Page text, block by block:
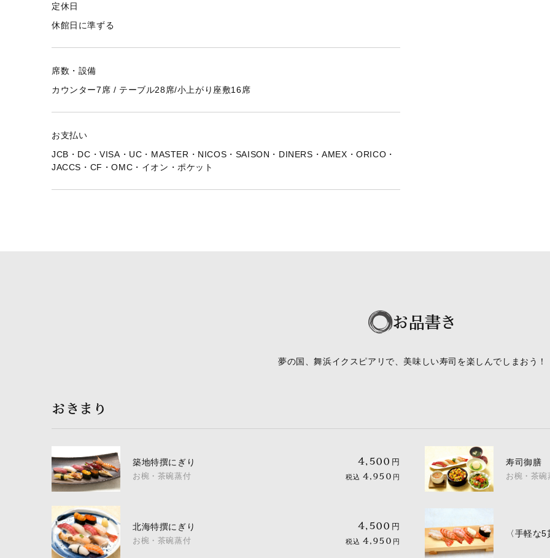
定休日
休館日に準ずる
席数・設備
カウンター7席 / テーブル28席/小上がり座敷16席
お支払い
JCB・DC・VISA・UC・MASTER・NICOS・SAISON・DINERS・AMEX・ORICO・
JACCS・CF・OMC・イオン・ポケット
お品書き
夢の国、舞浜イクスピアリで、美味しい寿司を楽しんでしまおう！
おきまり
築地特撰にぎり
お椀・茶碗蒸付
4,500 円
税込 4,950 円
北海特撰にぎり
お椀・茶碗蒸付
4,500 円
税込 4,950 円
寿司御膳
お椀・茶碗
〈手軽な